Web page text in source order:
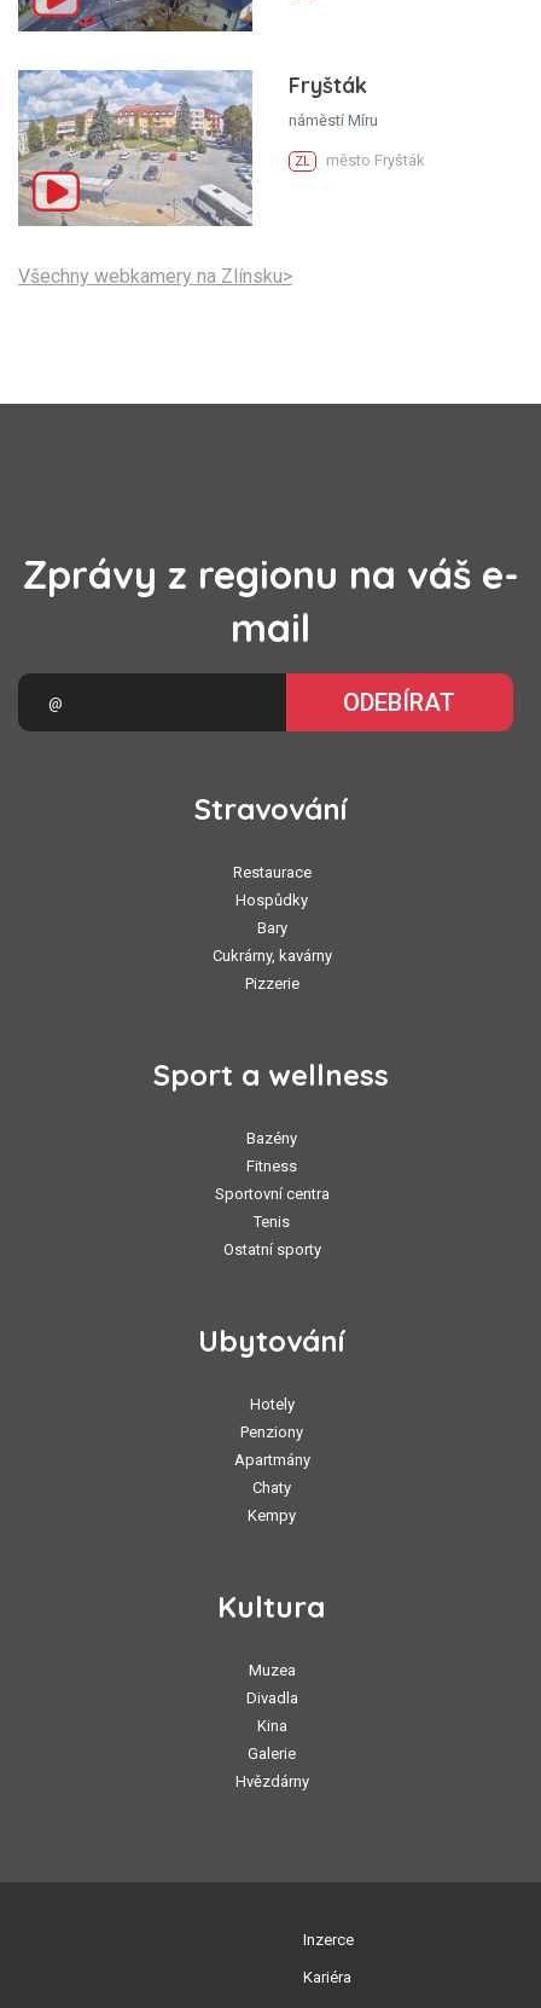
Fryšták
náměstí Míru
ZL město Fryšták
Všechny webkamery na Zlínsku>
Zprávy z regionu na váš e-
mail
ODEBÍRAT
Stravování
Restaurace
Hospůdky
Bary
Cukrárny, kavárny
Pizzerie
Sport a wellness
Bazény
Fitness
Sportovní centra
Tenis
Ostatní sporty
Ubytování
Hotely
Penziony
Apartmány
Chaty
Kempy
Kultura
Muzea
Divadla
Kina
Galerie
Hvězdárny
Inzerce
Kariéra